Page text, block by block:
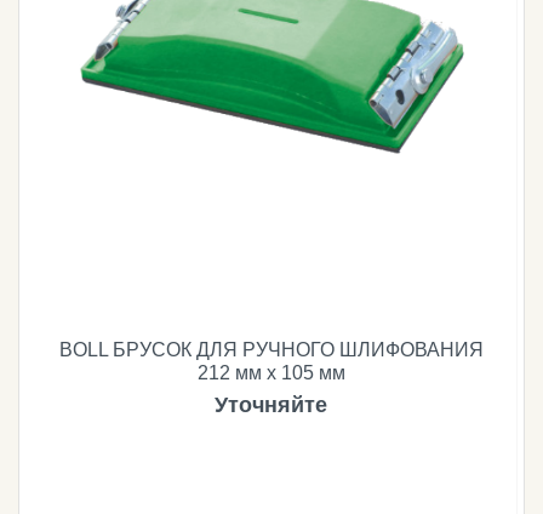
BOLL БРУСОК ДЛЯ РУЧНОГО ШЛИФОВАНИЯ
212 мм х 105 мм
Уточняйте